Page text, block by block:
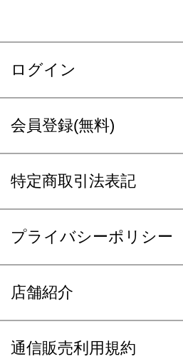
ログイン
会員登録(無料)
特定商取引法表記
プライバシーポリシー
店舗紹介
通信販売利用規約